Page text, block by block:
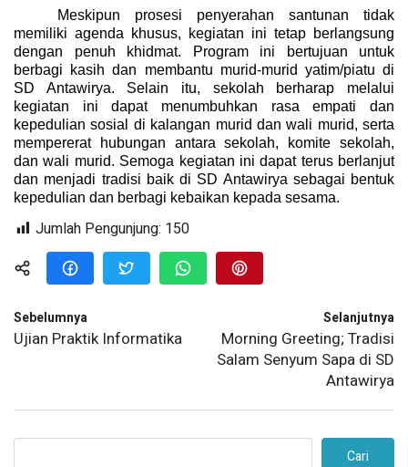
Meskipun prosesi penyerahan santunan tidak
memiliki agenda khusus, kegiatan ini tetap berlangsung
dengan penuh khidmat. Program ini bertujuan untuk
berbagi kasih dan membantu murid-murid yatim/piatu di
SD Antawirya. Selain itu, sekolah berharap melalui
kegiatan ini dapat menumbuhkan rasa empati dan
kepedulian sosial di kalangan murid dan wali murid, serta
mempererat hubungan antara sekolah, komite sekolah,
dan wali murid. Semoga kegiatan ini dapat terus berlanjut
dan menjadi tradisi baik di SD Antawirya sebagai bentuk
kepedulian dan berbagi kebaikan kepada sesama.
Jumlah Pengunjung: 150
Sebelumnya
Ujian Praktik Informatika
Selanjutnya
Morning Greeting; Tradisi
Salam Senyum Sapa di SD
Antawirya
Cari